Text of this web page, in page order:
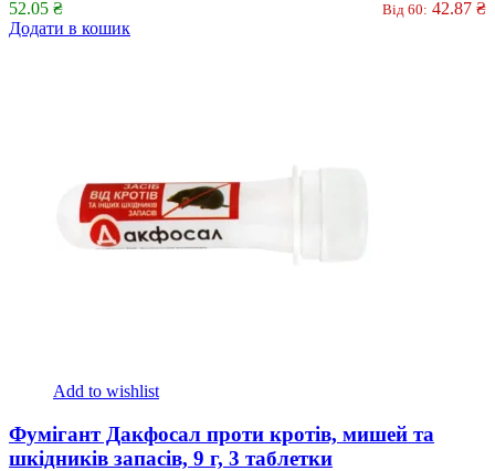
52.05 ₴ Від 60: 42.87 ₴
Додати в кошик
Add to wishlist
Фумігант Дакфосал проти кротів, мишей та
шкідників запасів, 9 г, 3 таблетки